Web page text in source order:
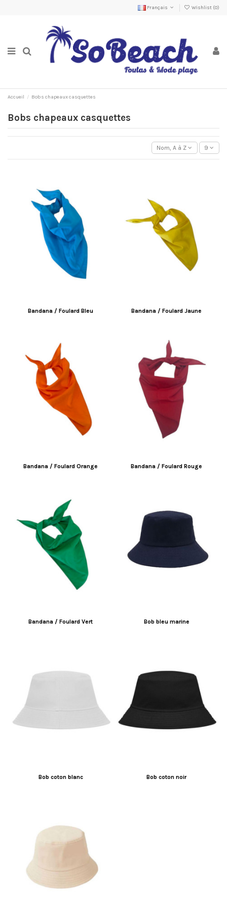
Français Wishlist (0)
Accueil Bobs chapeaux casquettes
Bobs chapeaux casquettes
Nom, A à Z 9
Bandana / Foulard Bleu Bandana / Foulard Jaune
Bandana / Foulard Orange Bandana / Foulard Rouge
Bandana / Foulard Vert Bob bleu marine
Bob coton blanc Bob coton noir